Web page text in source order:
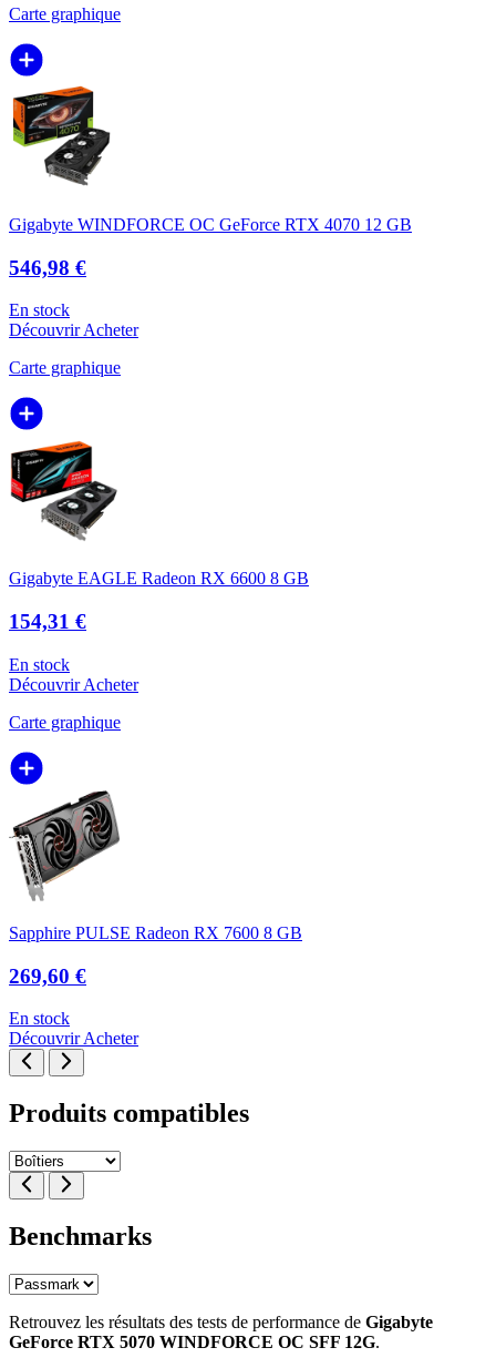
Carte graphique
Gigabyte WINDFORCE OC GeForce RTX 4070 12 GB
546,98 €
En stock
DécouvrirAcheter
Carte graphique
Gigabyte EAGLE Radeon RX 6600 8 GB
154,31 €
En stock
DécouvrirAcheter
Carte graphique
Sapphire PULSE Radeon RX 7600 8 GB
269,60 €
En stock
DécouvrirAcheter
Produits compatibles
Benchmarks
Retrouvez les résultats des tests de performance de Gigabyte
GeForce RTX 5070 WINDFORCE OC SFF 12G.